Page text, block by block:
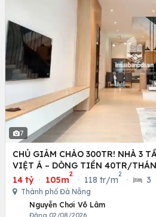
7
CHỦ GIẢM CHÀO 300TR! NHÀ 3
VIỆT Á – DÒNG TIỀN 40TR/
14 tỷ · 105m
2
· 118 tr/m
2
· 3
Thành phố Đà Nẵng
Nguyễn Chơi Võ Lâm
Đăng 02/08/2026